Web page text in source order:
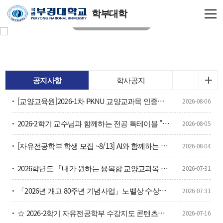
학부대학
공지사항
학사공지
[교양교육원]2026-1차 PKNU 교양교과목 인증제 인증대상 확정 알림
2026-08-06
2026-2학기 교수님과 함께하는 전공 톡테이블 "학과 방문 전공체험" 신청 안내 2026-08-05
[자유전공학부 학생 모집 ~8/13] AI와 함께하는 전공탐색과 진로 이야기-그리기 프로젝트 2026-08-04
2026학년도 「내가 원하는 융복합 교양교과목 공모전 」1차 서류 심사 결과 안내 2026-07-31
「2026년 개교 80주년 기념사업」노벨상 수상자 초청 강연 신청 안내 2026-07-31
☆ 2026-2학기 자유전공학부 수강지도 콘텐츠자료 ☆ 2026-07-16